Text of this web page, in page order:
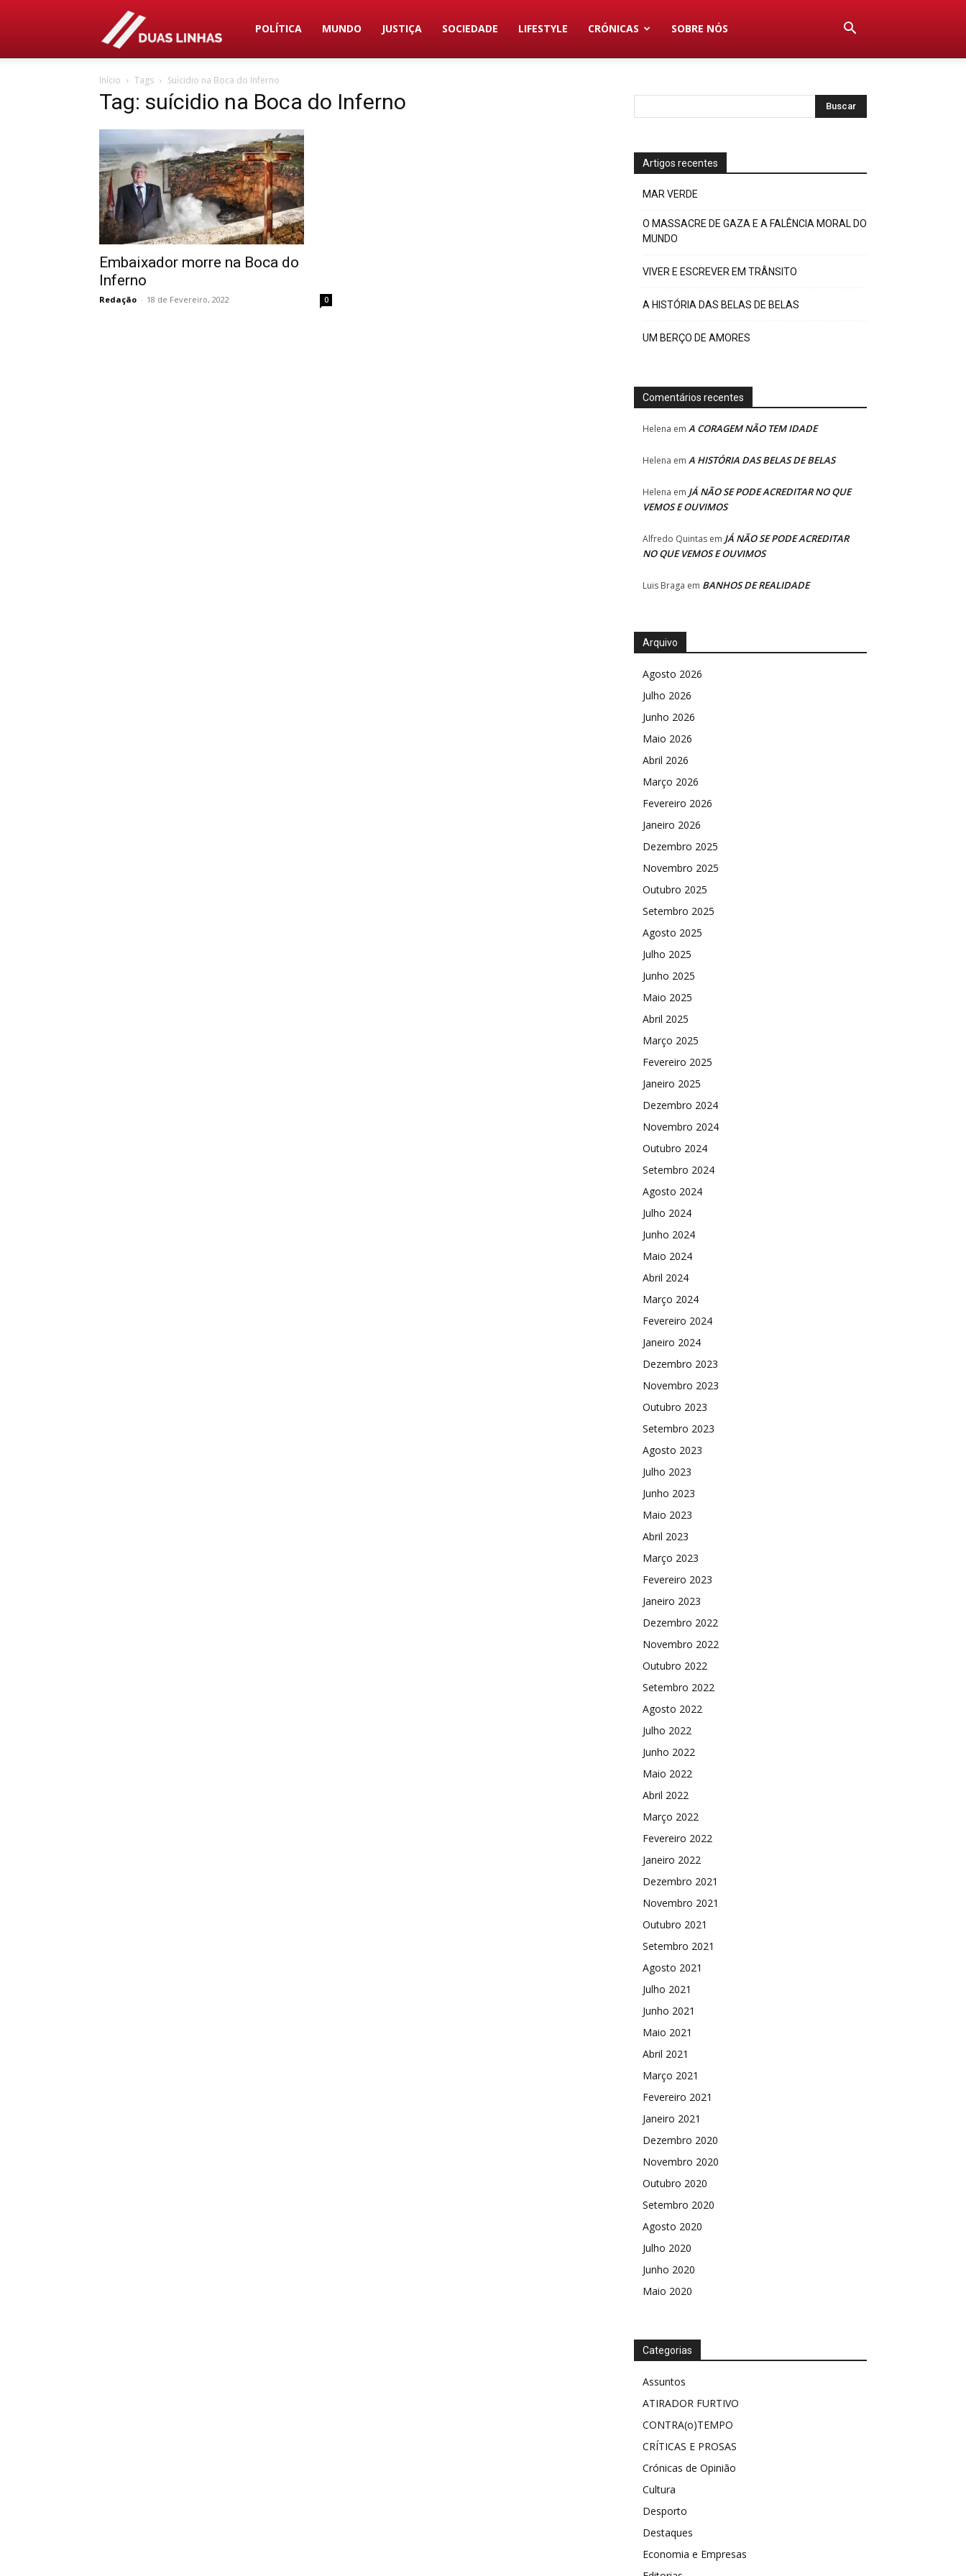
Duas
Linhas
POLÍTICA MUNDO JUSTIÇA SOCIEDADE LIFESTYLE CRÓNICAS SOBRE NÓS
Início Tags Suícidio na Boca do Inferno
Tag: suícidio na Boca do Inferno
Embaixador morre na Boca do
Inferno
Redação - 18 de Fevereiro, 2022 0
Artigos recentes
MAR VERDE
O MASSACRE DE GAZA E A FALÊNCIA MORAL DO
MUNDO
VIVER E ESCREVER EM TRÂNSITO
A HISTÓRIA DAS BELAS DE BELAS
UM BERÇO DE AMORES
Comentários recentes
Helena em A CORAGEM NÃO TEM IDADE
Helena em A HISTÓRIA DAS BELAS DE BELAS
Helena em JÁ NÃO SE PODE ACREDITAR NO QUE
VEMOS E OUVIMOS
Alfredo Quintas em JÁ NÃO SE PODE ACREDITAR
NO QUE VEMOS E OUVIMOS
Luis Braga em BANHOS DE REALIDADE
Arquivo
Agosto 2026
Julho 2026
Junho 2026
Maio 2026
Abril 2026
Março 2026
Fevereiro 2026
Janeiro 2026
Dezembro 2025
Novembro 2025
Outubro 2025
Setembro 2025
Agosto 2025
Julho 2025
Junho 2025
Maio 2025
Abril 2025
Março 2025
Fevereiro 2025
Janeiro 2025
Dezembro 2024
Novembro 2024
Outubro 2024
Setembro 2024
Agosto 2024
Julho 2024
Junho 2024
Maio 2024
Abril 2024
Março 2024
Fevereiro 2024
Janeiro 2024
Dezembro 2023
Novembro 2023
Outubro 2023
Setembro 2023
Agosto 2023
Julho 2023
Junho 2023
Maio 2023
Abril 2023
Março 2023
Fevereiro 2023
Janeiro 2023
Dezembro 2022
Novembro 2022
Outubro 2022
Setembro 2022
Agosto 2022
Julho 2022
Junho 2022
Maio 2022
Abril 2022
Março 2022
Fevereiro 2022
Janeiro 2022
Dezembro 2021
Novembro 2021
Outubro 2021
Setembro 2021
Agosto 2021
Julho 2021
Junho 2021
Maio 2021
Abril 2021
Março 2021
Fevereiro 2021
Janeiro 2021
Dezembro 2020
Novembro 2020
Outubro 2020
Setembro 2020
Agosto 2020
Julho 2020
Junho 2020
Maio 2020
Categorias
Assuntos
ATIRADOR FURTIVO
CONTRA(o)TEMPO
CRÍTICAS E PROSAS
Crónicas de Opinião
Cultura
Desporto
Destaques
Economia e Empresas